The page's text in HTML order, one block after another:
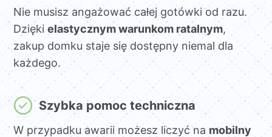
Nie musisz angażować całej gotówki od razu.
Dziękielastycznym warunkom ratalnym,
zakup domku staje się dostępny niemal dla
każdego.
Szybka pomoc techniczna
W przypadku awarii możesz liczyć na mobilny